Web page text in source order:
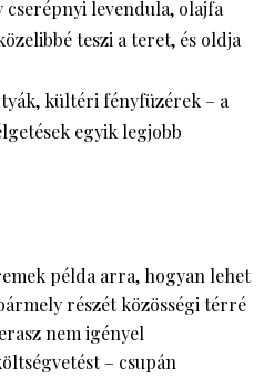
cserépnyi levendula, olajfa
teszi a teret, és oldja
kültéri fényfüzérek – a
egyik legjobb
példa arra, hogyan lehet
részét közösségi térré
nem igényel
– csupán